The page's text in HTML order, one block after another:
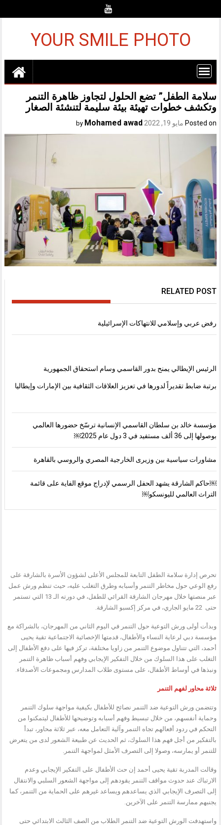
YOUR SMILE PHOTO
سلامة الطفل” تضع الحلول لتجاوز ظاهرة التنمر
وتكشف خطوات تهيئة بيئة سليمة لتنشئة الصغار
Posted on مايو 19, 2022 Mohamed awad
RELATED POST
رفض عربي وإسلامي للانتهاكات الإسرائيلية
الرئيس الإيطالي يمنح بدور القاسمي وسام استحقاق الجمهورية
برتبة ضابط تقديراً لدورها في تعزيز العلاقات الثقافية بين الإمارات وإيطاليا
مؤسسة خالد بن سلطان القاسمي الإنسانية ترسّخ حضورها العالمي
بوصولها إلى 36 ألف مستفيد في 3 دول عام 2025￼
مشاورات سياسية بين وزيرى الخارجية المصري والروسي بالقاهرة
￼حاكم الشارقة يشهد الحفل الرسمي لإدراج موقع الفاية على قائمة
التراث العالمي لليونسكو￼
تحرص إدارة سلامة الطفل التابعة للمجلس الأعلى لشؤون الأسرة بالشارقة على
رفع الوعي حول مخاطر التنمر وأسبابه وطرق التغلب عليه، حيث تنظم ورش عمل
عبر منصتها خلال مهرجان الشارقة القرائي للطفل، في دورته الـ 13 التي تستمر
حتى 22 مايو الجاري، في مركز إكسبو الشارقة.
وبدأت أولى ورش التوعية حول التنمر في اليوم الثاني من المهرجان، بالشراكة مع
مؤسسة دبي لرعاية النساء والأطفال، قدمتها الإخصائية الاجتماعية تقية يحيى
أحمد، التي تتناول موضوع التنمر من زاويا مختلفة، تركز فيها على دفع الأطفال إلى
التغلب على هذا السلوك من خلال التفكير الإيجابي وفهم أسباب ظاهرة التنمر
ونبذها في أوساط الأطفال، على مستوى طلاب المدارس ومجموعات الأصدقاء.
ثلاثة محاور لفهم التنمر
وتتضمن ورش التوعية ضد التنمر نصائح للأطفال بكيفية مواجهة سلوك التنمر
وحماية أنفسهم، من خلال تبسيط وفهم أسبابه وتوضيحها للأطفال ليتمكنوا من
التحكم في ردود أفعالهم تجاه التنمر وآلية التعامل معه، عبر ثلاثة محاور، تبدأ
بالتفكير من أجل فهم هذا السلوك، ثم الحديث عن طبيعة الشعور لدى من يتعرض
للتنمر أو يمارسه، وصولا إلى التصرف الأمثل لمواجهة التنمر.
وقالت المدربة تقية يحيى أحمد إن حث الأطفال على التفكير الإيجابي وعدم
الارتباك عند حدوث مواقف التنمر يقودهم إلى مواجهة الشعور السلبي والانتقال
إلى التصرف الإيجابي الذي يساعدهم ويساعد غيرهم على الحماية من التنمر، كما
يجنبهم ممارسة التنمر على الآخرين.
واستهدفت الورش التوعية ضد التنمر الطلاب من الصف الثالث الابتدائي حتى